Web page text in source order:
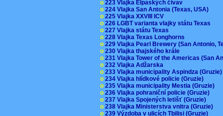
o 223 Vlajka Elpaských čivav
o 224 Vlajka San Antonia (Texas, USA)
o 225 Vlajka XXVIII ICV
o 226 LGBT varianta vlajky státu Texas
o 227 Vlajka státu Texas
o 228 Vlajka Texas Longhorns
o 229 Vlajka Pearl Brewery (San Antonio,
o 230 Vlajka thajského krále
o 231 Vlajka Tower of the Americas (San
o 232 Vlajka Adžarska
o 233 Vlajka municipality Aspindza
o 234 Vlajka hlídkové policie (Gruzie)
o 235 Vlajka municipality Mestia (Gruzie)
o 236 Vlajka pohraniční policie (Gruzie)
o 237 Vlajka Spojených letišť (Gruzie)
o 238 Vlajka Ministerstva vnitra (Gruzie)
o 239 Výzdoba v ulicích Tbilisi (Gruzie)